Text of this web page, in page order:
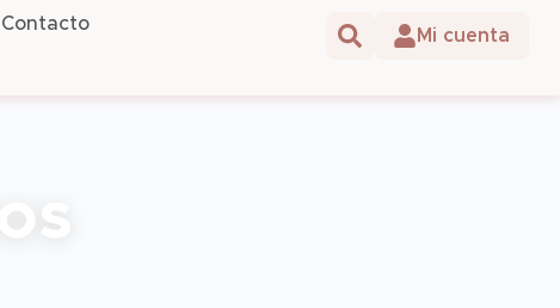
Contacto